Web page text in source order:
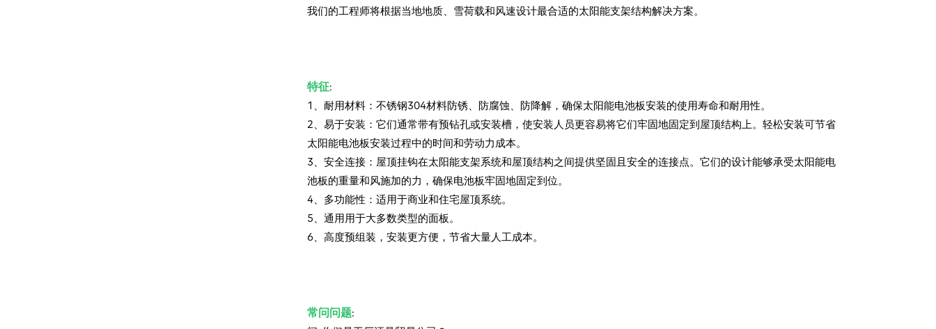
我们的工程师将根据当地地质、雪荷载和风速设计最合适的太阳能支架结构解决方案。
特征:
1、耐用材料：不锈钢304材料防锈、防腐蚀、防降解，确保太阳能电池板安装的使用寿命和耐用性。
2、易于安装：它们通常带有预钻孔或安装槽，使安装人员更容易将它们牢固地固定到屋顶结构上。轻松安装可节省
太阳能电池板安装过程中的时间和劳动力成本。
3、安全连接：屋顶挂钩在太阳能支架系统和屋顶结构之间提供坚固且安全的连接点。它们的设计能够承受太阳能电
池板的重量和风施加的力，确保电池板牢固地固定到位。
4、多功能性：适用于商业和住宅屋顶系统。
5、通用用于大多数类型的面板。
6、高度预组装，安装更方便，节省大量人工成本。
常问问题: